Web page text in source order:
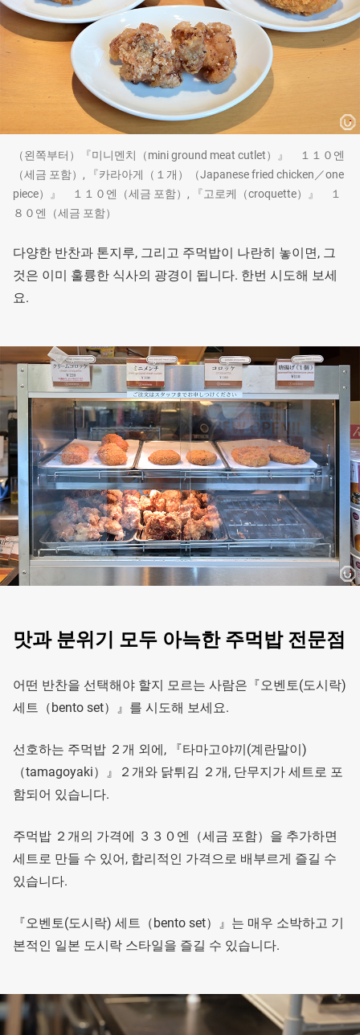
（왼쪽부터）『미니멘치（mini ground meat cutlet）』 １１０엔
（세금 포함）, 『카라아게（１개）（Japanese fried chicken／one
piece）』 １１０엔（세금 포함）, 『고로케（croquette）』 １
８０엔（세금 포함）
다양한 반찬과 톤지루, 그리고 주먹밥이 나란히 놓이면, 그
것은 이미 훌륭한 식사의 광경이 됩니다. 한번 시도해 보세
요.
맛과 분위기 모두 아늑한 주먹밥 전문점
어떤 반찬을 선택해야 할지 모르는 사람은『오벤토(도시락)
세트（bento set）』를 시도해 보세요.
선호하는 주먹밥 ２개 외에, 『타마고야끼(계란말이)
（tamagoyaki）』２개와 닭튀김 ２개, 단무지가 세트로 포
함되어 있습니다.
주먹밥 ２개의 가격에 ３３０엔（세금 포함）을 추가하면
세트로 만들 수 있어, 합리적인 가격으로 배부르게 즐길 수
있습니다.
『오벤토(도시락) 세트（bento set）』는 매우 소박하고 기
본적인 일본 도시락 스타일을 즐길 수 있습니다.